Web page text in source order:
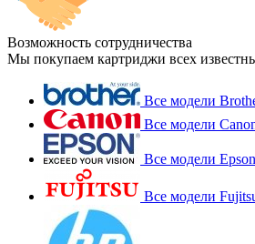
Возможность сотрудничества
Мы покупаем картриджи всех
Все модели
Все модели
Все модели Epson
Все модели